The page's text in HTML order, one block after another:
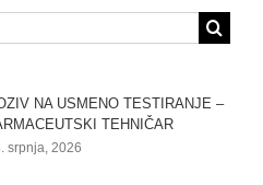
NA USMENO TESTIRANJE –
TEHNIČAR
srpnja, 2026